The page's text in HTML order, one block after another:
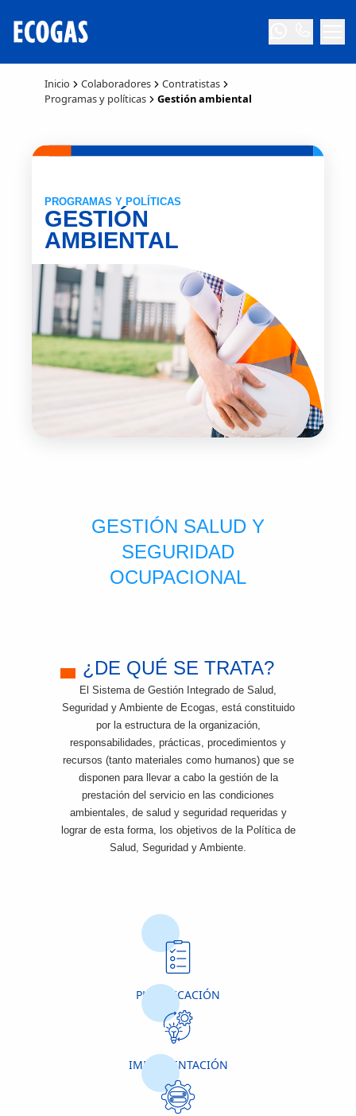
Inicio Colaboradores
Contratistas
Programas y políticas
Gestión ambiental
PROGRAMAS Y POLÍTICAS
GESTIÓN
AMBIENTAL
GESTIÓN SALUD Y
SEGURIDAD
OCUPACIONAL
¿DE QUÉ SE TRATA?
El Sistema de Gestión Integrado de Salud,
Seguridad y Ambiente de Ecogas, está constituido
por la estructura de la organización,
responsabilidades, prácticas, procedimientos y
recursos (tanto materiales como humanos) que se
disponen para llevar a cabo la gestión de la
prestación del servicio en las condiciones
ambientales, de salud y seguridad requeridas y
lograr de esta forma, los objetivos de la Política de
Salud, Seguridad y Ambiente.
PLANIFICACIÓN
IMPLEMENTACIÓN